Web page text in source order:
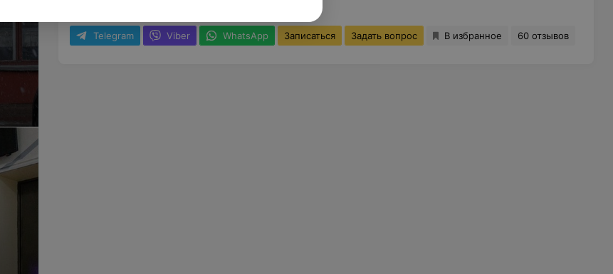
Telegram Viber WhatsApp Записаться Задать вопрос В избранное 60 отзывов